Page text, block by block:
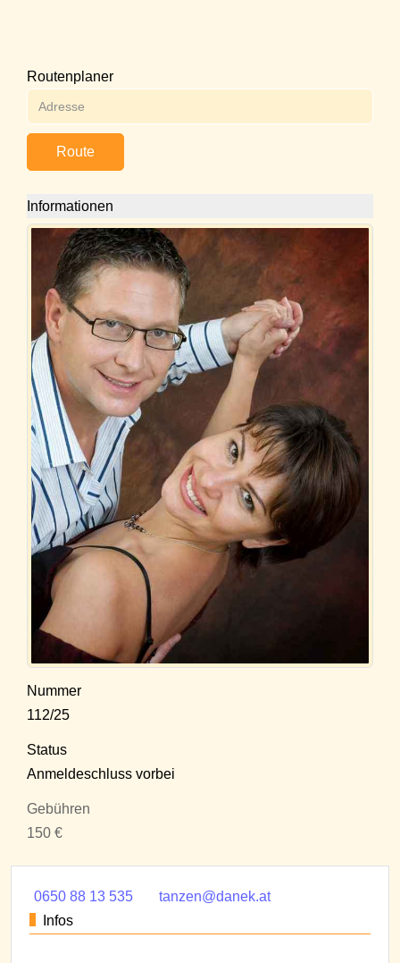
Routenplaner
Route
Informationen
Nummer
112/25
Status
Anmeldeschluss vorbei
Gebühren
150 €
0650 88 13 535
tanzen@danek.at
Infos